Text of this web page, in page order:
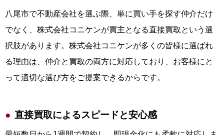
八尾市で不動産会社を選ぶ際、単に買い手を探す仲介だけ
でなく、株式会社コニケンが買主となる直接買取という選
択肢があります。株式会社コニケンが多くの皆様に選ばれ
る理由は、仲介と買取の両方に対応しており、お客様にと
って適切な選び方をご提案できるからです。
直接買取によるスピードと安心感